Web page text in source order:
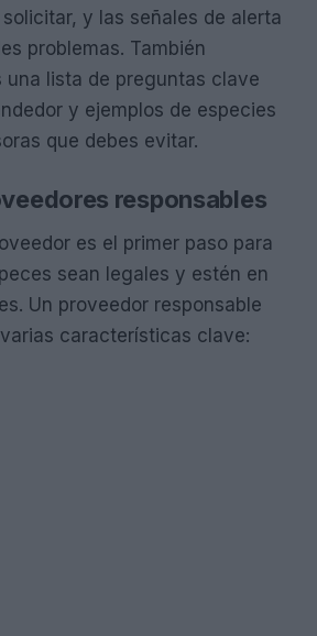
y las señales de alerta
problemas. También
una lista de preguntas clave
y ejemplos de especies
que debes evitar.
responsables
es el primer paso para
sean legales y estén en
Un proveedor responsable
características clave: